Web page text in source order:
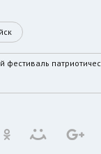
фестиваль